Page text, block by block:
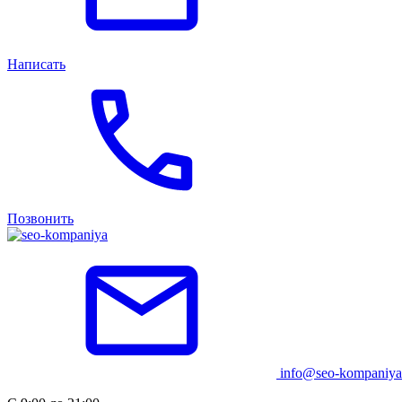
Написать
Позвонить
info@seo-